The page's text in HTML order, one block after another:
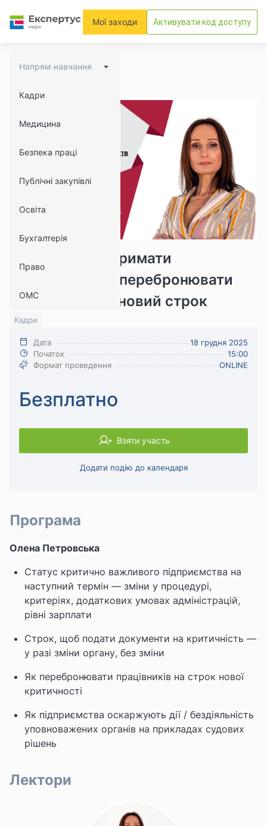
Мої заходи Активувати код доступу
Напрям навчання
Кадри
Медицина
Безпека праці
Публічні закупівлі
Освіта
Бухгалтерія
Право
ОМС
Як повторно отримати
критичність та перебронювати
працівників на новий строк
12602 1394
Кадри
Програма
Олена Петровська
Статус критично важливого підприємства на
наступний термін — зміни у процедурі,
критеріях, додаткових умовах адміністрацій,
рівні зарплати
Строк, щоб подати документи на критичність —
у разі зміни органу, без зміни
Як перебронювати працівників на строк нової
критичності
Як підприємства оскаржують дії / бездіяльність
уповноважених органів на прикладах судових
рішень
Лектори
Дата
18 грудня 2025
Початок
15:00
Формат проведення
ONLINE
Безплатно
Взяти участь
Додати подію до календаря